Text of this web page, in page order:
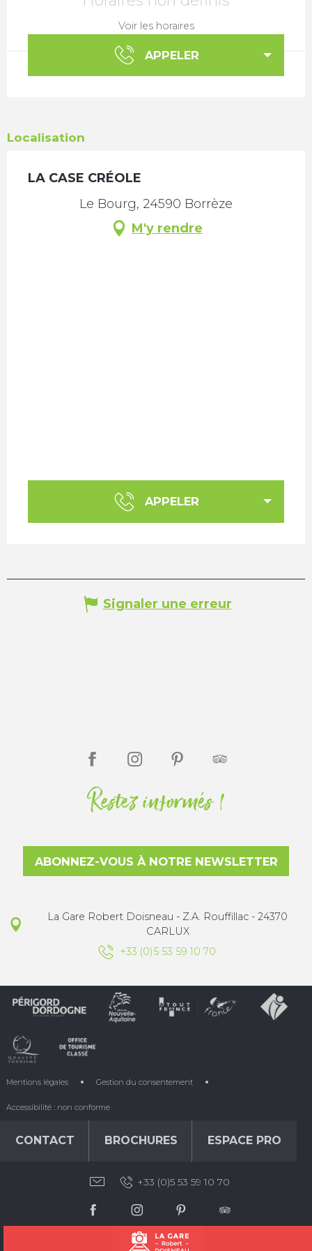
Voir les horaires
APPELER
Localisation
LA CASE CRÉOLE
Le Bourg, 24590 Borrèze
M'y rendre
APPELER
Signaler une erreur
Restez informés !
ABONNEZ-VOUS À NOTRE NEWSLETTER
La Gare Robert Doisneau - Z.A. Rouffillac - 24370
CARLUX
+33 (0)5 53 59 10 70
Mentions légales Gestion du consentement
Accessibilité : non conforme
CONTACT BROCHURES ESPACE PRO
+33 (0)5 53 59 10 70